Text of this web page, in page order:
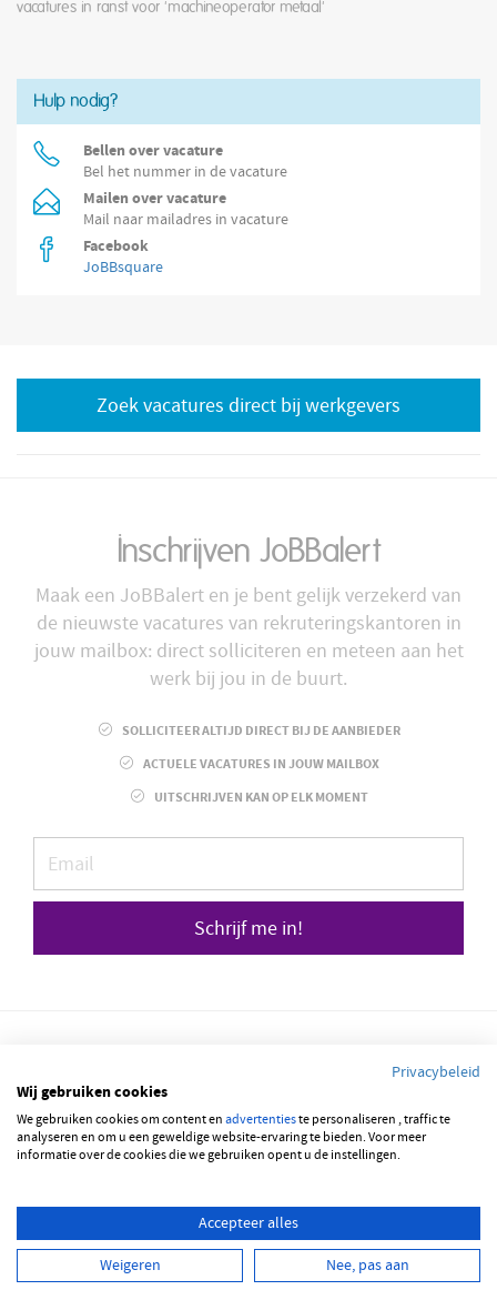
vacatures in ranst voor 'machineoperator metaal'
Hulp nodig?
Bellen over vacature
Bel het nummer in de vacature
Mailen over vacature
Mail naar mailadres in vacature
Facebook
JoBBsquare
Zoek vacatures direct bij werkgevers
Inschrijven JoBBalert
Maak een JoBBalert en je bent gelijk verzekerd van
de nieuwste vacatures van rekruteringskantoren in
jouw mailbox: direct solliciteren en meteen aan het
werk bij jou in de buurt.
SOLLICITEER ALTIJD DIRECT BIJ DE AANBIEDER
ACTUELE VACATURES IN JOUW MAILBOX
UITSCHRIJVEN KAN OP ELK MOMENT
Schrijf me in!
© 2026 JOBBSQUARE
NEDERLANDS FRANÇAIS
Privacybeleid
Wij gebruiken cookies
We gebruiken cookies om content en advertentieste personaliseren , traffic te
analyseren en om u een geweldige website-ervaring te bieden. Voor meer
informatie over de cookies die we gebruiken opent u de instellingen.
Accepteer alles
Weigeren Nee, pas aan